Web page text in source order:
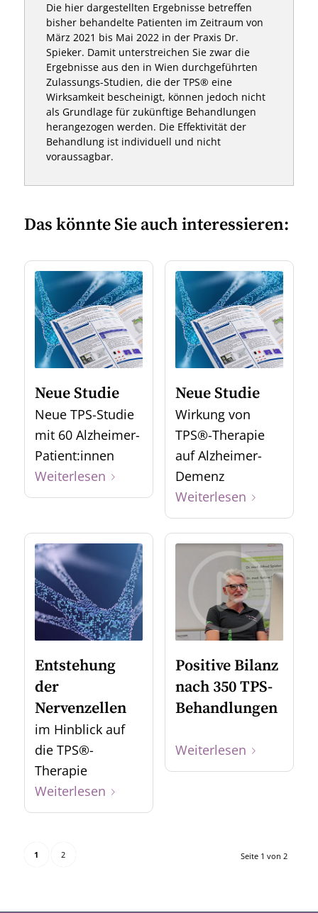
Die hier dargestellten Ergebnisse betreffen
bisher behandelte Patienten im Zeitraum von
März 2021 bis Mai 2022 in der Praxis Dr.
Spieker. Damit unterstreichen Sie zwar die
Ergebnisse aus den in Wien durchgeführten
Zulassungs-Studien, die der TPS® eine
Wirksamkeit bescheinigt, können jedoch nicht
als Grundlage für zukünftige Behandlungen
herangezogen werden. Die Effektivität der
Behandlung ist individuell und nicht
voraussagbar.
Das könnte Sie auch interessieren:
Neue Studie
Neue TPS-Studie
mit 60 Alzheimer-
Patient:innen
Weiterlesen
Neue Studie
Wirkung von
TPS®-Therapie
auf Alzheimer-
Demenz
Weiterlesen
Entstehung
der
Nervenzellen
im Hinblick auf
die TPS®-
Therapie
Weiterlesen
Positive Bilanz
nach 350 TPS-
Behandlungen
Weiterlesen
Seite 1 von 2
1 2